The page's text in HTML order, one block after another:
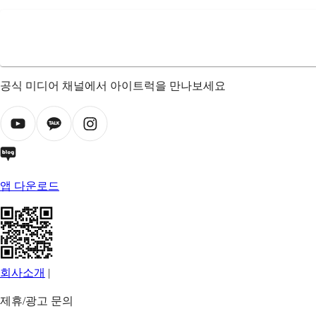
공식 미디어 채널에서 아이트럭을 만나보세요
앱 다운로드
회사소개 |
제휴/광고 문의